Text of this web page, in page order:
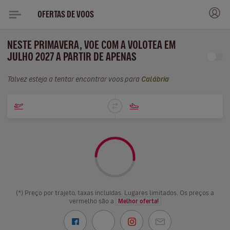
OFERTAS DE VOOS
NESTE PRIMAVERA, VOE COM A VOLOTEA EM
JULHO 2027 A PARTIR DE APENAS
Talvez esteja a tentar encontrar voos para Calábria
(*) Preço por trajeto, taxas incluídas. Lugares limitados. Os preços a
vermelho são a
Melhor oferta!